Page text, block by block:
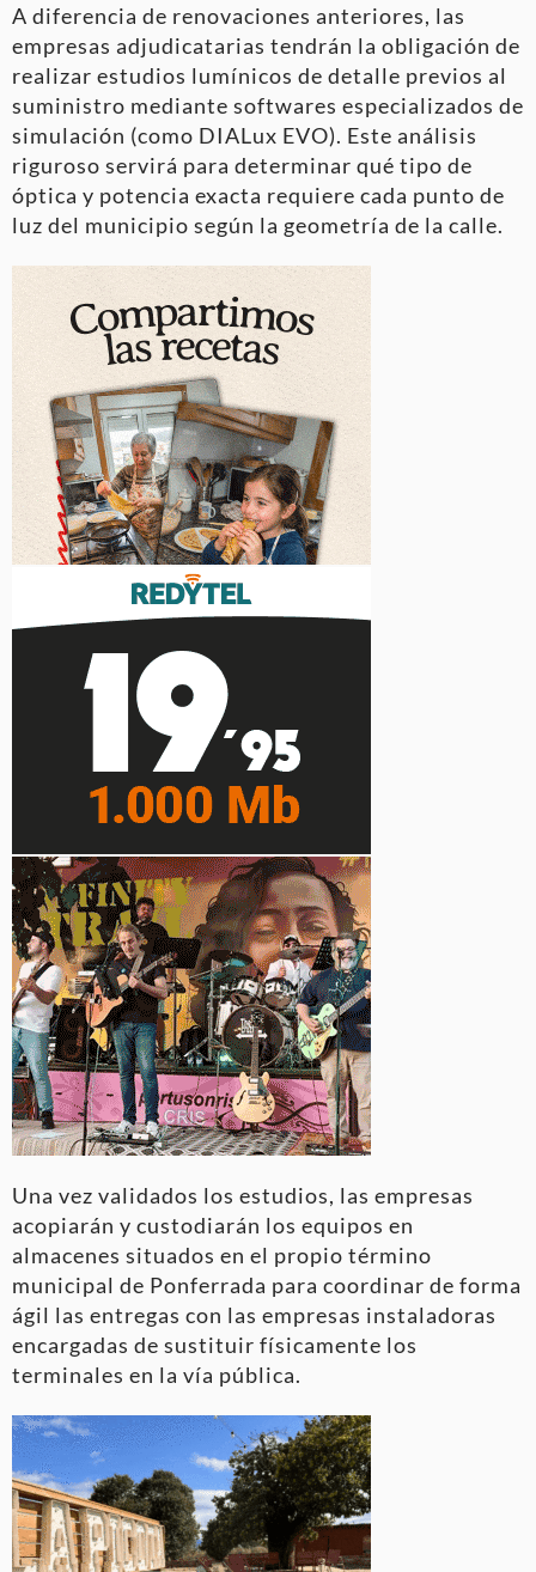
A diferencia de renovaciones anteriores, las
empresas adjudicatarias tendrán la obligación de
realizar estudios lumínicos de detalle previos al
suministro mediante softwares especializados de
simulación (como DIALux EVO). Este análisis
riguroso servirá para determinar qué tipo de
óptica y potencia exacta requiere cada punto de
luz del municipio según la geometría de la calle.
Una vez validados los estudios, las empresas
acopiarán y custodiarán los equipos en
almacenes situados en el propio término
municipal de Ponferrada para coordinar de forma
ágil las entregas con las empresas instaladoras
encargadas de sustituir físicamente los
terminales en la vía pública.